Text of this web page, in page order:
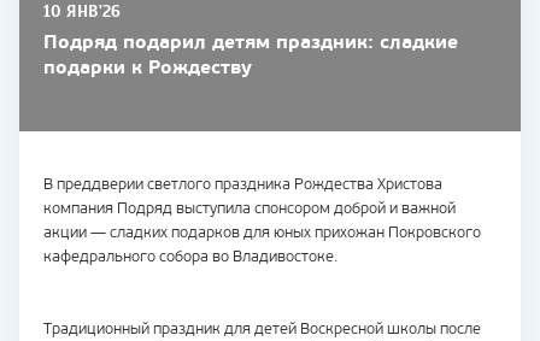
10 ЯНВ'26
Подряд подарил детям праздник: сладкие
подарки к Рождеству
В преддверии светлого праздника Рождества Христова
компания Подряд выступила спонсором доброй и важной
акции — сладких подарков для юных прихожан Покровского
кафедрального собора во Владивостоке.
Традиционный праздник для детей Воскресной школы после